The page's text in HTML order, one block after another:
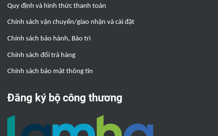
Quy định và hình thức thanh toán
Chính sách vận chuyển/giao nhận và cài đặt
Chính sách bảo hành, Bảo trì
Chính sách đổi trả hàng
Chính sách bảo mật thông tin
Đăng ký bộ công thương